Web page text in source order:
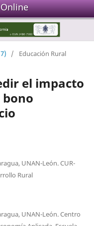
/ Educación Rural
el impacto
bono
UNAN-León. CUR-
Rural
UNAN-León. Centro